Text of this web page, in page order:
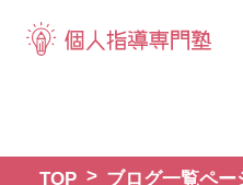
TOP ブログ一覧ペー